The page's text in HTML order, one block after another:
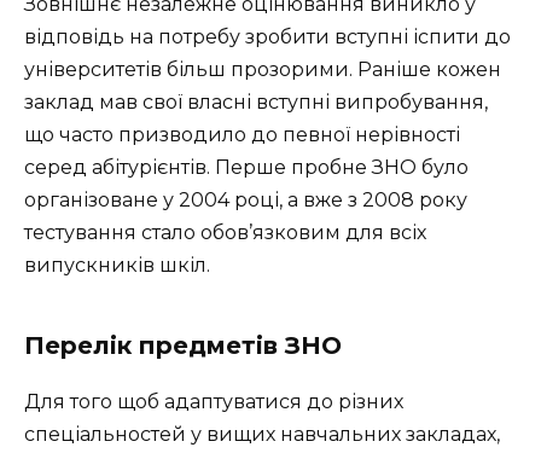
відповідь на потребу зробити вступні іспити до
університетів більш прозорими. Раніше кожен
заклад мав свої власні вступні випробування,
що часто призводило до певної нерівності
серед абітурієнтів. Перше пробне ЗНО було
організоване у 2004 році, а вже з 2008 року
тестування стало обов’язковим для всіх
випускників шкіл.
Перелік предметів ЗНО
Для того щоб адаптуватися до різних
спеціальностей у вищих навчальних закладах,